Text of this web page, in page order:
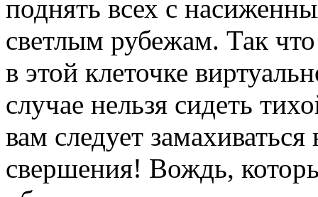
поднять всех с
светлым рубежам. Так
в этой клеточке
случае нельзя сидеть
вам следует
свершения! Вождь,